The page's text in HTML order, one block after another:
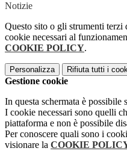
Notizie
Questo sito o gli strumenti
cookie necessari al
COOKIE POLICY.
Personalizza Rifiuta tutti i
Gestione cookie
In questa schermata è
I cookie necessari sono quelli
piattaforma e non è possibile
Per conoscere quali sono i
visionare la COOKIE